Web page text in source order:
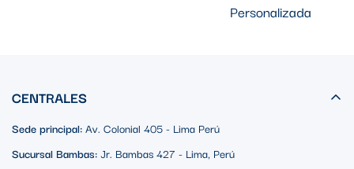
Personalizada
CENTRALES
Sede principal:Av. Colonial 405 - Lima Perú
Sucursal Bambas:Jr. Bambas 427 - Lima, Perú